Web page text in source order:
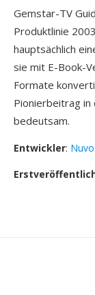
Gemstar-TV
Produktlinie
hauptsächlich
sie mit E-Book-
Formate
Pionierbeitrag in
bedeutsam.
Entwickler: